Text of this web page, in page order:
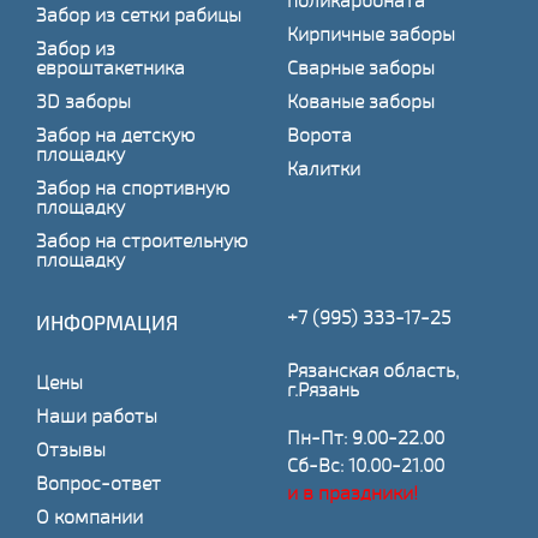
Забор из сетки рабицы
Забор из
евроштакетника
3D заборы
Забор на детскую
площадку
Забор на спортивную
площадку
Забор на строительную
площадку
Кирпичные заборы
Сварные заборы
Кованые заборы
Ворота
Калитки
ИНФОРМАЦИЯ
Цены
Наши работы
Отзывы
Вопрос-ответ
О компании
+7 (995) 333-17-25
Рязанская область,
г.Рязань
Пн-Пт: 9.00-22.00
Сб-Вс: 10.00-21.00
и в праздники!